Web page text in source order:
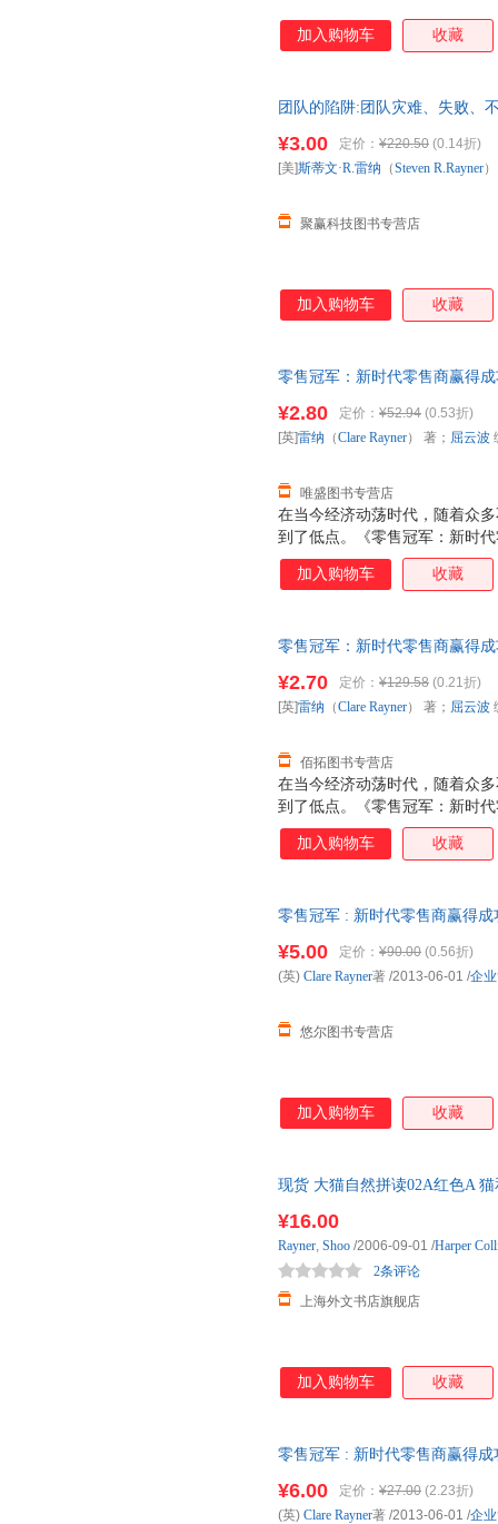
加入购物车 收藏
团队的陷阱:团队灾难、失败、
套，电子发票！
¥3.00 定价： ¥220.50 (0.14折)
聚赢科技图书专营店
[美]斯蒂文·R.雷纳 （Steven R.Rayner）
加入购物车 收藏
零售冠军：新时代零售商赢得
换】
在当今经济动荡时代，随着众
到了低点。《零售冠军：新时
济动荡时代的零售商们提供了
·明确目标和使命 ·定位 ·找到
金步骤》中每一个步骤分别以
很多实用的阅读资源和模板，
去。
¥2.80 定价： ¥52.94 (0.53折)
唯盛图书专营店
[英]雷纳 （Clare Rayner） 著； 屈云波
加入购物车 收藏
零售冠军：新时代零售商赢得
换】
在当今经济动荡时代，随着众
到了低点。《零售冠军：新时
济动荡时代的零售商们提供了
·明确目标和使命 ·定位 ·找到
金步骤》中每一个步骤分别以
很多实用的阅读资源和模板，
去。
¥2.70 定价： ¥129.58 (0.21折)
佰拓图书专营店
[英]雷纳 （Clare Rayner） 著； 屈云波
加入购物车 收藏
零售冠军 : 新时代零售商赢得成
¥5.00 定价： ¥90.00 (0.56折)
悠尔图书专营店
(英) Clare Rayner著 /2013-06-01 /企
加入购物车 收藏
现货 大猫自然拼读02A红色A 猫
¥16.00
上海外文书店旗舰店
2条评论
Rayner, Shoo /2006-09-01 /Harper
加入购物车 收藏
零售冠军 : 新时代零售商赢得成
¥6.00 定价： ¥27.00 (2.23折)
(英) Clare Rayner著 /2013-06-01 /企